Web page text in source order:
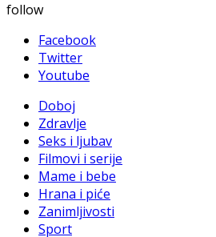
follow
Facebook
Twitter
Youtube
Doboj
Zdravlje
Seks i ljubav
Filmovi i serije
Mame i bebe
Hrana i piće
Zanimljivosti
Sport